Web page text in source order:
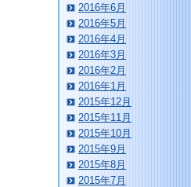
2016年6月
2016年5月
2016年4月
2016年3月
2016年2月
2016年1月
2015年12月
2015年11月
2015年10月
2015年9月
2015年8月
2015年7月